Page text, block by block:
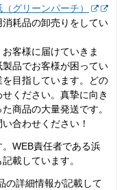
グリーンパーチ）
耗品の卸売りをしてい
客様に届けていきま
品でお客様が困ってい
目指しています。どの
ください。真摯に向き
商品の大量発送です。
合わせください！
。WEB責任者である浜
載しています。
の詳細情報が記載して